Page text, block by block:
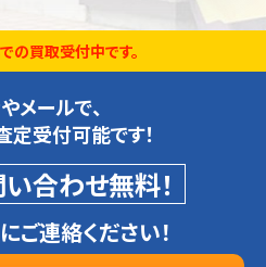
の買取受付中です。
メールで、
受付可能です！
合わせ無料！
ご連絡ください！